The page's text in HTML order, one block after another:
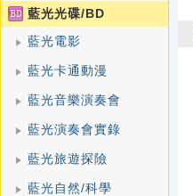
藍光光碟/BD
藍光電影
藍光卡通動漫
藍光音樂演奏會
藍光演奏會實錄
藍光旅遊探險
藍光自然/科學